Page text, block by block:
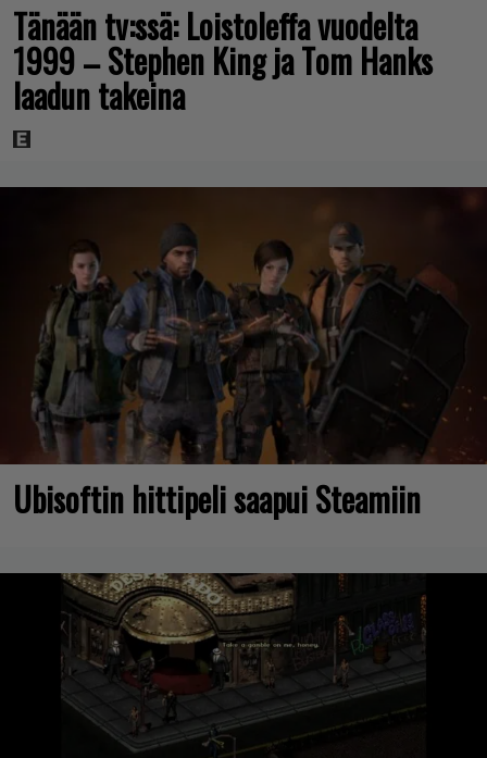
Tänään tv:ssä: Loistoleffa vuodelta
1999 – Stephen King ja Tom Hanks
laadun takeina
Ubisoftin hittipeli saapui Steamiin